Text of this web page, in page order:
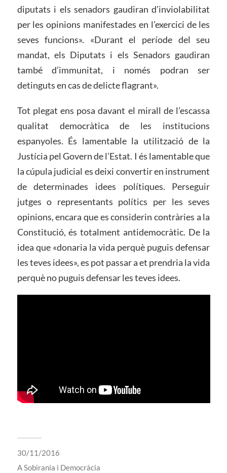
diputats i els senadors gaudiran d’inviolabilitat
per les opinions manifestades en l’exercici de les
seves funcions». «Durant el període del seu
mandat, els Diputats i els Senadors gaudiran
també d’immunitat, i només podran ser
detinguts en cas de delicte flagrant».
Tot plegat ens posa davant el mirall de l’escassa
qualitat democràtica de les institucions
espanyoles. És lamentable la utilització de la
Justícia pel Govern de l’Estat. I és lamentable que
la cúpula judicial es deixi convertir en instrument
de determinades idees polítiques. Perseguir
jutges o representants polítics per les seves
opinions, encara que es considerin contràries a la
Constitució, és totalment antidemocràtic. De la
idea que «donaria la vida perquè puguis defensar
les teves idees», es pot passar a et prendria la vida
perquè no puguis defensar les teves idees.
30/11/2016
ASobirania i Democràcia